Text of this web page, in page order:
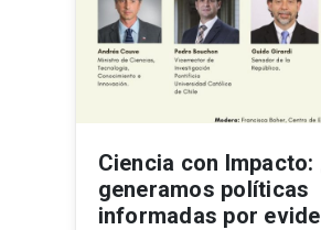
Ciencia con Impacto:
generamos políticas
informadas por